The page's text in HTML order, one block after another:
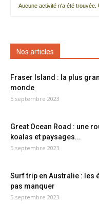
Aucune activité n'a été trouvée.
Nos articles
Fraser Island : la plus
monde
5 septembre 2023
Great Ocean Road : une
koalas et paysages...
5 septembre 2023
Surf trip en Australie : les
pas manquer
5 septembre 2023